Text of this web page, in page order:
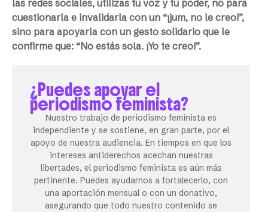
las redes sociales, utilizas tu voz y tu poder, no para
cuestionarla e invalidarla con un “¡jum, no le creo!”,
sino para apoyarla con un gesto solidario que le
confirme que: “No estás sola. ¡Yo te creo!”.
¿Puedes apoyar el
periodismo feminista?
Nuestro trabajo de periodismo feminista es
independiente y se sostiene, en gran parte, por el
apoyo de nuestra audiencia. En tiempos en que los
intereses antiderechos acechan nuestras
libertades, el periodismo feminista es aún más
pertinente. Puedes ayudarnos a fortalecerlo, con
una aportación mensual o con un donativo,
asegurando que todo nuestro contenido se